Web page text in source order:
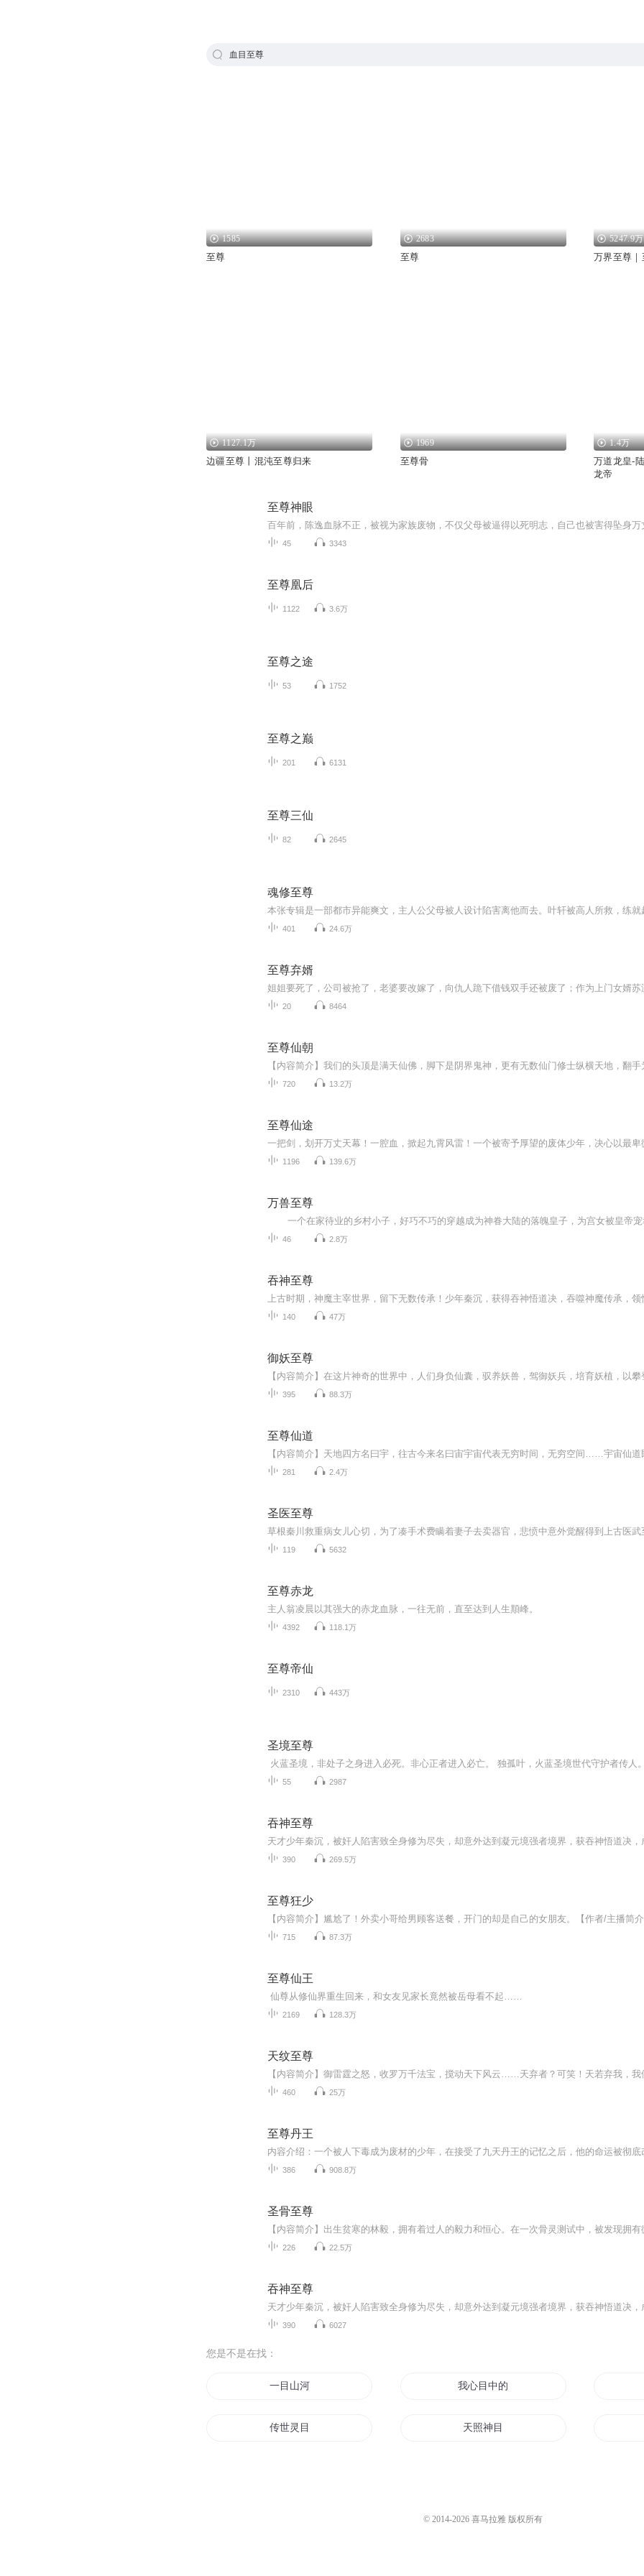
血目至尊
1585
至尊
2683
至尊
5247.9万
万界至尊
1127.1万
边疆至尊丨混沌至尊归来
1969
至尊骨
1.4万
万道龙皇-
龙帝
至尊神眼
45 3343
至尊凰后
1122 3.6万
至尊之途
53 1752
至尊之巅
201 6131
至尊三仙
82 2645
魂修至尊
401 24.6万
至尊弃婿
20 8464
至尊仙朝
720 13.2万
至尊仙途
1196 139.6万
万兽至尊
46 2.8万
吞神至尊
140 47万
御妖至尊
395 88.3万
至尊仙道
281 2.4万
圣医至尊
119 5632
至尊赤龙
主人翁凌晨以其强大的赤龙血脉，一往无前，直至达到人生䫏峰。
4392 118.1万
至尊帝仙
2310 443万
圣境至尊
55 2987
吞神至尊
天才少年秦沉，被奸人陷害致全身修为尽失，却意外达到凝元境强者境界，获吞神悟道决
390 269.5万
至尊狂少
715 87.3万
至尊仙王
仙尊从修仙界重生回来，和女友见家长竟然被岳母看不起……
2169 128.3万
天纹至尊
460 25万
至尊丹王
386 908.8万
圣骨至尊
226 22.5万
吞神至尊
天才少年秦沉，被奸人陷害致全身修为尽失，却意外达到凝元境强者境界，获吞神悟道决
390 6027
您是不是在找：
一目山河 我心目中的修仙世界
传世灵目 天照神目
© 2014-2026 喜马拉雅 版权所有